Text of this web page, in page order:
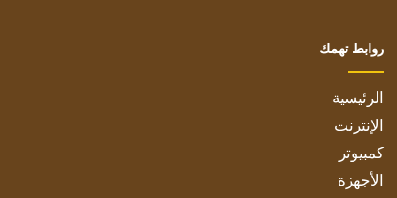
روابط تهمك
الرئيسية
الإنترنت
كمبيوتر
الأجهزة